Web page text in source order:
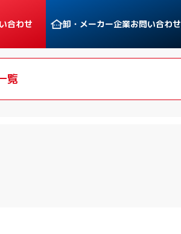
合わせ 卸・メーカー企業お問い合わせ
覧